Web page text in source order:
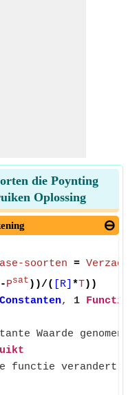
die Poynting
Oplossing
soorten =
-Psat ))/( [R] *T))
Constanten, 1 Functies
Waarde genomen
functie verandert de